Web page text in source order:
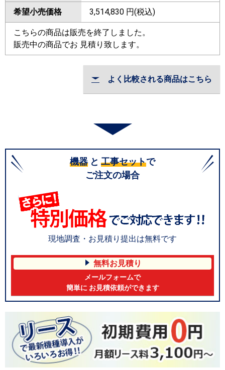
希望小売価格 3,514,830 円(税込)
こちらの商品は販売を終了しました。
販売中の商品でお 見積り致します。
よく比較される商品はこちら
機器 と 工事セットで
ご注文の場合
現地調査・お見積り提出は無料です
無料お見積り
メールフォームで
簡単に お見積依頼ができます